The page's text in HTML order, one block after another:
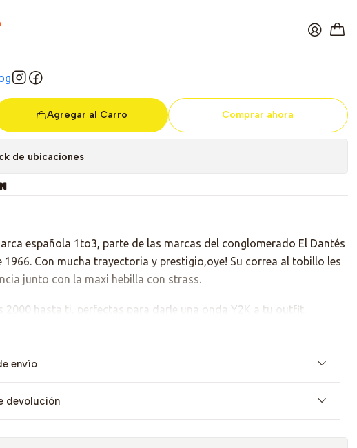
Crema Y2K
Agregar al Carro Comprar ahora
de ubicaciones
española 1to3, parte de las marcas del conglomerado El Dantés
1966. Con mucha trayectoria y prestigio,oye! Su correa al tobillo les
junto con la maxi hebilla con strass.
2000 hasta ti, perfectas para darle una onda Y2K a tu outfit.
envío
devolución